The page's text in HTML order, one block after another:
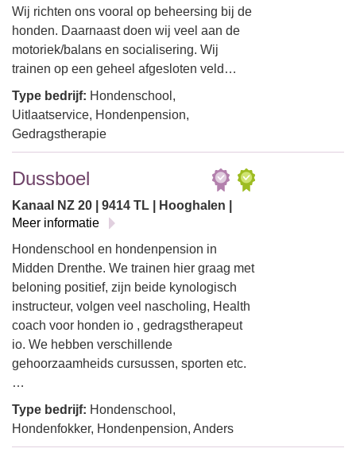
Wij richten ons vooral op beheersing bij de
honden. Daarnaast doen wij veel aan de
motoriek/balans en socialisering. Wij
trainen op een geheel afgesloten veld…
Type bedrijf: Hondenschool,
Uitlaatservice, Hondenpension,
Gedragstherapie
Dussboel
Kanaal NZ 20 | 9414 TL | Hooghalen |
Meer informatie
Hondenschool en hondenpension in
Midden Drenthe. We trainen hier graag met
beloning positief, zijn beide kynologisch
instructeur, volgen veel nascholing, Health
coach voor honden io , gedragstherapeut
io. We hebben verschillende
gehoorzaamheids cursussen, sporten etc.
…
Type bedrijf: Hondenschool,
Hondenfokker, Hondenpension, Anders